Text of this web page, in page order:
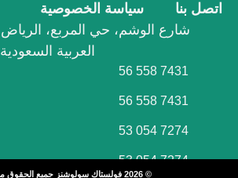
اتصل بنا
سياسة الخصوصية
العربية السعودية
56 558 7431
56 558 7431
53 054 7274
53 054 7274
© 2026 فولستاك سولوشنز جميع الحقوق محفوظة